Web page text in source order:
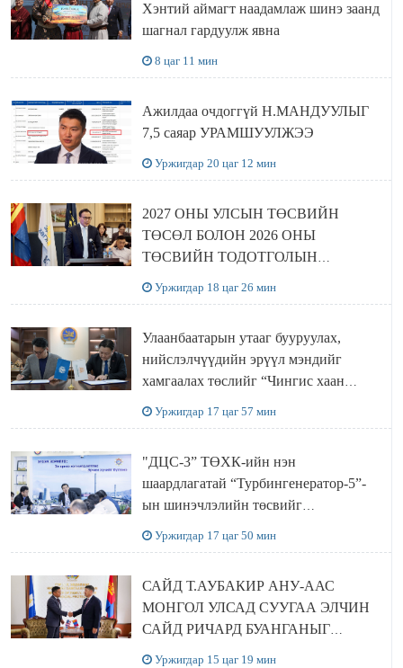
Хэнтий аймагт наадамлаж шинэ заанд
шагнал гардуулж явна
8 цаг 11 мин
Ажилдаа очдоггүй Н.МАНДУУЛЫГ
7,5 саяар УРАМШУУЛЖЭЭ
Уржигдар 20 цаг 12 мин
2027 ОНЫ УЛСЫН ТӨСВИЙН
ТӨСӨЛ БОЛОН 2026 ОНЫ
ТӨСВИЙН ТОДОТГОЛЫН
Уржигдар 18 цаг 26 мин
Улаанбаатарын утааг бууруулах,
нийслэлчүүдийн эрүүл мэндийг
хамгаалах төслийг “Чингис хаан
Уржигдар 17 цаг 57 мин
"ДЦС-3” ТӨХК-ийн нэн
шаардлагатай “Турбингенератор-5”-
ын шинэчлэлийн төсвийг
Уржигдар 17 цаг 50 мин
САЙД Т.АУБАКИР АНУ-ААС
МОНГОЛ УЛСАД СУУГАА ЭЛЧИН
САЙД РИЧАРД БУАНГАНЫГ
Уржигдар 15 цаг 19 мин